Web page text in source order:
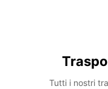
Tutti i nostri